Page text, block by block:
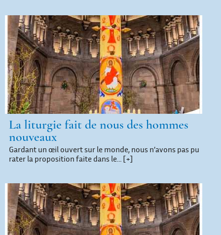
La liturgie fait de nous des hommes
nouveaux
Gardant un œil ouvert sur le monde, nous n’avons pas pu
rater la proposition faite dans le… [+]